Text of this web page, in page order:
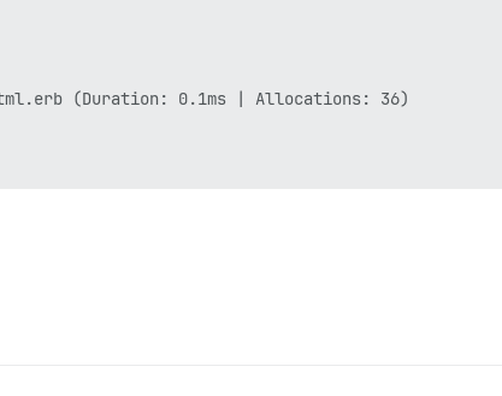
(Duration: 0.1ms | Allocations: 36)